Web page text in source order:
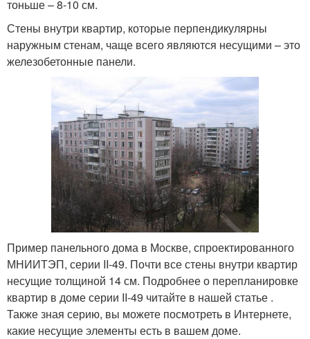
тоньше – 8-10 см.
Стены внутри квартир, которые перпендикулярны
наружным стенам, чаще всего являются несущими – это
железобетонные панели.
Пример панельного дома в Москве, спроектированного
МНИИТЭП, серии II-49. Почти все стены внутри квартир
несущие толщиной 14 см. Подробнее о перепланировке
квартир в доме серии II-49 читайте в нашей статье .
Также зная серию, вы можете посмотреть в Интернете,
какие несущие элементы есть в вашем доме.